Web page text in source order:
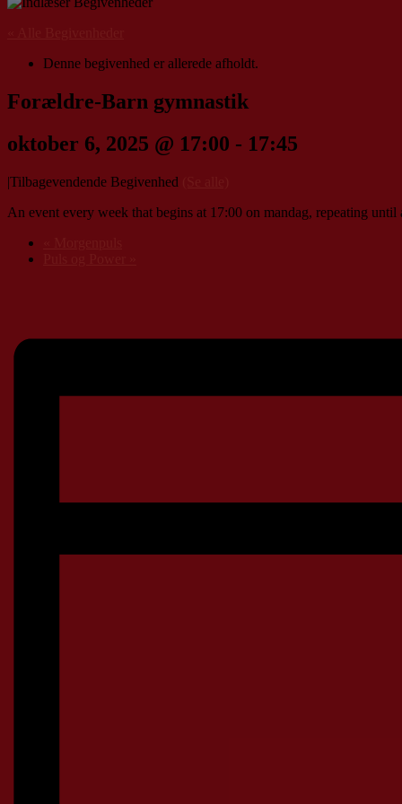
Denne begivenhed er allerede afholdt.
Forældre-Barn gymnastik
oktober 6, 2025 @ 17:00 - 17:45
|Tilbagevendende Begivenhed
An event every week that begins at 17:00 on mandag, repeating until